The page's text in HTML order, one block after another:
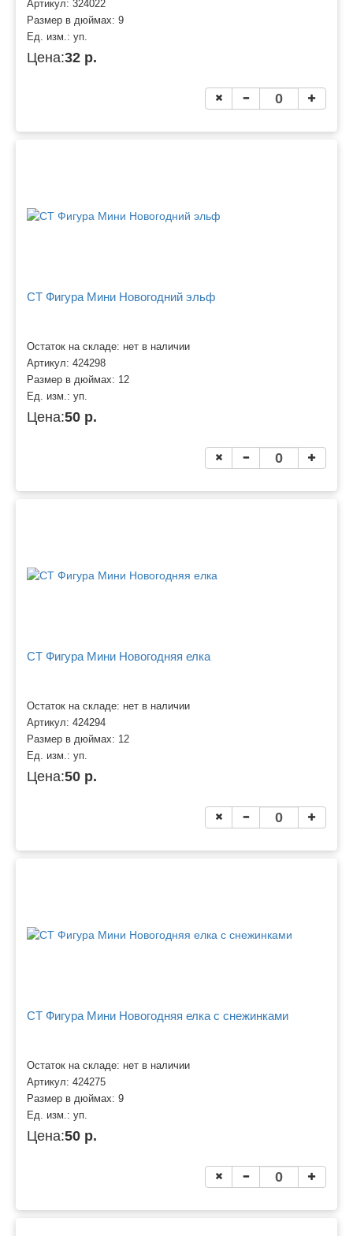
Артикул: 324022
Размер в дюймах: 9
Ед. изм.: уп.
Цена:32 р.
CT Фигура Мини Новогодний эльф
Остаток на складе: нет в наличии
Артикул: 424298
Размер в дюймах: 12
Ед. изм.: уп.
Цена:50 р.
CT Фигура Мини Новогодняя елка
Остаток на складе: нет в наличии
Артикул: 424294
Размер в дюймах: 12
Ед. изм.: уп.
Цена:50 р.
CT Фигура Мини Новогодняя елка с снежинками
Остаток на складе: нет в наличии
Артикул: 424275
Размер в дюймах: 9
Ед. изм.: уп.
Цена:50 р.